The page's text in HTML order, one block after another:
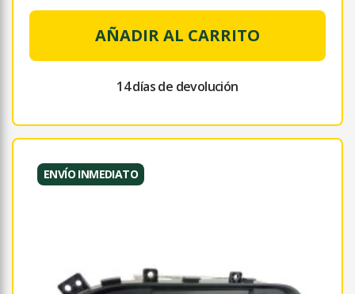
AÑADIR AL CARRITO
14 días de devolución
ENVÍO INMEDIATO